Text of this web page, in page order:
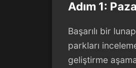
Adım 1:
Başarılı bir
parkları
geliştirme